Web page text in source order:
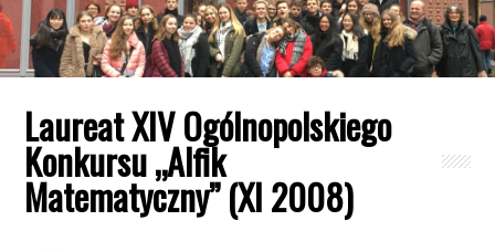
Laureat XIV Ogólnopolskiego
Konkursu „Alfik
Matematyczny” (XI 2008)